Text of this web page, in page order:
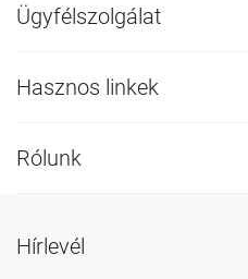
Ügyfélszolgálat
Hasznos linkek
Rólunk
Hírlevél